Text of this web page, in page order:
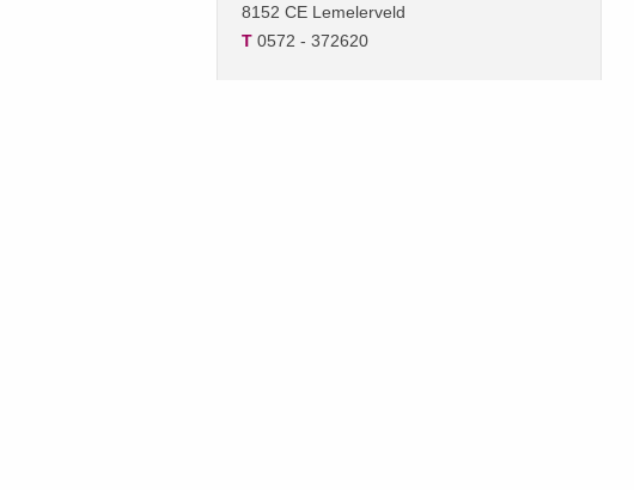
8152 CE Lemelerveld
T 0572 - 372620